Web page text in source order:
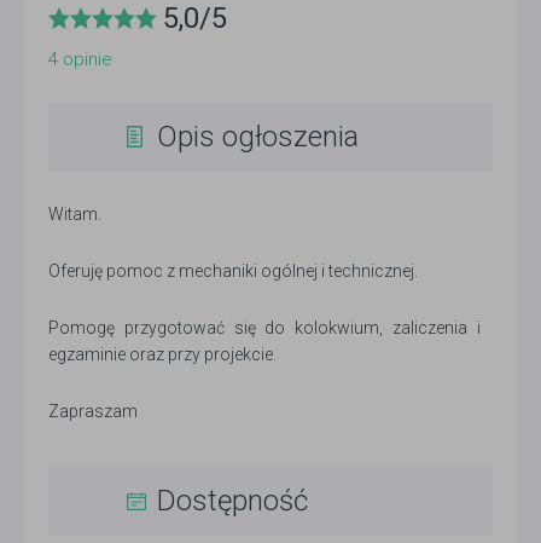
5,0/5
4 opinie
Opis ogłoszenia
Witam.
Oferuję pomoc z mechaniki ogólnej i technicznej.
Pomogę przygotować się do kolokwium, zaliczenia i
egzaminie oraz przy projekcie.
Zapraszam
Dostępność